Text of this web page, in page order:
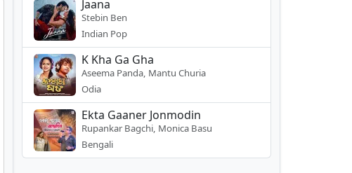
Jaana
Stebin Ben
Indian Pop
K Kha Ga Gha
Aseema Panda, Mantu Churia
Odia
Ekta Gaaner Jonmodin
Rupankar Bagchi, Monica Basu
Bengali